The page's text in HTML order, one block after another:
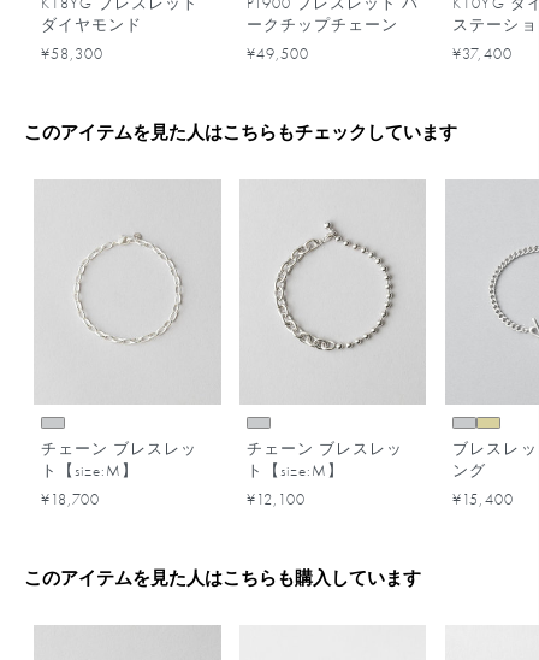
ダイヤモンド
¥58,300
ークチップチェーン
¥49,500
ステーシ
レット
¥37,400
このアイテムを見た人はこちらもチェックしています
チェーン ブレスレッ
ト【size:M】
¥18,700
チェーン ブレスレッ
ト【size:M】
¥12,100
ブレスレ
ング
¥15,400
このアイテムを見た人はこちらも購入しています